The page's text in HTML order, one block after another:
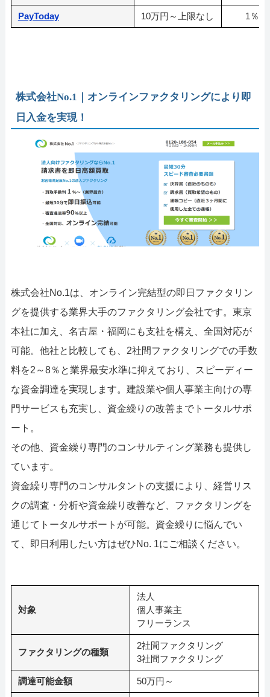
PayToday 10万円～上限なし 1％
株式会社No.1｜オンラインファクタリングにより即
日入金を実現！
株式会社No.1は、オンライン完結型の即日ファクタリン
グを提供する業界大手のファクタリング会社です。東京
本社に加え、名古屋・福岡にも支社を構え、全国対応が
可能。他社と比較しても、2社間ファクタリングでの手数
料を2～8％と業界最安水準に抑えており、スピーディー
な資金調達を実現します。建設業や個人事業主向けの専
門サービスも充実し、資金繰りの改善までトータルサポ
ート。
その他、資金繰り専門のコンサルティング業務も提供し
ています。
資金繰り専門のコンサルタントの支援により、経営リス
クの調査・分析や資金繰り改善など、ファクタリングを
通じてトータルサポートが可能。資金繰りに悩んでい
て、即日利用したい方はぜひNo. 1にご相談ください。
対象
法人
個人事業主
フリーランス
ファクタリングの種類
2社間ファクタリング
3社間ファクタリング
調達可能金額 50万円～